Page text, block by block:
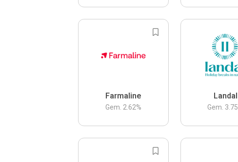
Farmaline
Gem. 2.62%
Landal
Gem. 3.75